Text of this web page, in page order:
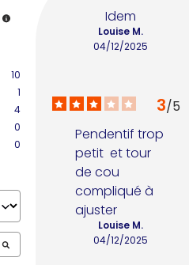
10
1
4
0
0
Idem
04/12/2025
Louise M.
3/5
Pendentif trop
petit  et tour
de cou
compliqué à
ajuster
04/12/2025
Louise M.